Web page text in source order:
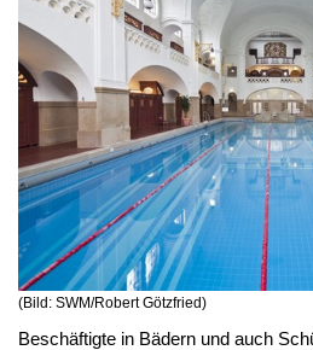
(Bild: SWM/Robert Götzfried)
Beschäftigte in Bädern und auch